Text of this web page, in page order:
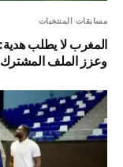
مسابقات المنتخبات
وعزز الملف المشترك